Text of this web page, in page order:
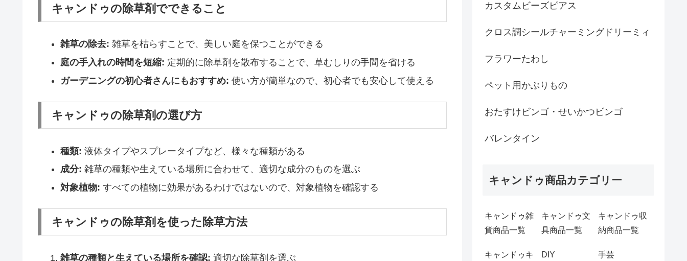
キャンドゥの除草剤でできること
雑草の除去: 雑草を枯らすことで、美しい庭を保つことができる
庭の手入れの時間を短縮: 定期的に除草剤を散布することで、草むしりの手間を省ける
ガーデニングの初心者さんにもおすすめ: 使い方が簡単なので、初心者でも安心して使える
キャンドゥの除草剤の選び方
種類: 液体タイプやスプレータイプなど、様々な種類がある
成分: 雑草の種類や生えている場所に合わせて、適切な成分のものを選ぶ
対象植物: すべての植物に効果があるわけではないので、対象植物を確認する
キャンドゥの除草剤を使った除草方法
雑草の種類と生えている場所を確認: 適切な除草剤を選ぶ
カスタムビーズピアス
クロス調シールチャーミングドリーミィ
フラワーたわし
ペット用かぶりもの
おたすけビンゴ・せいかつビンゴ
バレンタイン
キャンドゥ商品カテゴリー
キャンドゥ雑
貨商品一覧
キャンドゥ文
具商品一覧
キャンドゥ収
納商品一覧
キャンドゥキ
DIY 手芸